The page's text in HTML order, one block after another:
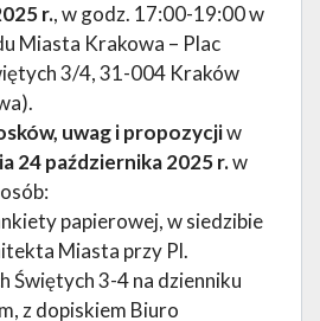
r., w godz. 17:00-19:00 w
Miasta Krakowa – Plac
3/4, 31-004 Kraków
uwag i propozycjiw
24 października 2025r.w
papierowej, w siedzibie
Miasta przy Pl.
Świętych 3-4 na dzienniku
z dopiskiem Biuro